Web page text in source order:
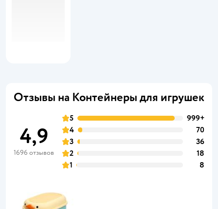
Отзывы на Контейнеры для игрушек
4,9
1696 отзывов
5
999+
4
70
3
36
2
18
1
8